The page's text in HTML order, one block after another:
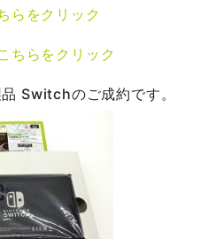
らをクリック
ちらをクリック
Switchのご成約です。